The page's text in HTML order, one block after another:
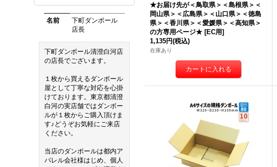
名前
下町ダンボール
店長
下町ダンボール清澄白河店
の店長でございます。
１枚から買えるダンボール
屋として丁寧な対応を心掛
けております。東京都清澄
白河の実店舗ではダンボー
ルが１枚からご購入頂けま
す♪どうぞお気軽にご来店
ください。
当店のダンボールは都内ア
パレル会社様はじめ、個人
★お届け先が＜鳥取県＞＜島根県＞＜
岡山県＞＜広島県＞＜山口県＞＜徳島
県＞＜香川県＞＜愛媛県＞＜高知県＞
の方専用ページ★ [EC用]
1,135円(税込)
在庫あり